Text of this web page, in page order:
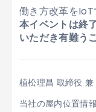
働き方改革をIoT
本イベントは終
いただき有難う
植松理昌 取締役 兼
当社の屋内位置情